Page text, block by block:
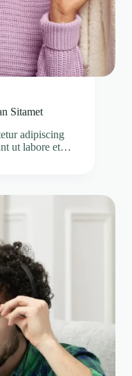
Sitamet
adipiscing
ut labore et…